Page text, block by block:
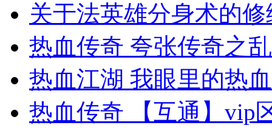
关于法英雄分身术的
热血传奇 夸张传奇之
热血江湖 我眼里的热
热血传奇 【互通】vip